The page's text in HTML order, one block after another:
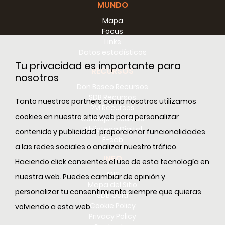
Tu privacidad es importante para
nosotros
Tanto nuestros partners como nosotros utilizamos
cookies en nuestro sitio web para personalizar
contenido y publicidad, proporcionar funcionalidades
a las redes sociales o analizar nuestro tráfico.
Haciendo click consientes el uso de esta tecnología en
nuestra web. Puedes cambiar de opinión y
personalizar tu consentimiento siempre que quieras
volviendo a esta web.
los derechos de quienes son víctimas de violencia,
explotación sexual y tráfico de personas en el país,
solicitud que obtuvo la aceptación del misionero
MUNDO
Mapa
Focus
RECURSOS
SDB Recursos
Consejo Recursos
Biblioteca Digital
INFO
ANS
SDB Guía
Cookie Policy